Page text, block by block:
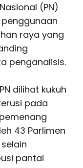
(PN)
raya yang
penganalisis.
dilihat kukuh
pada
43 Parlimen
pantai